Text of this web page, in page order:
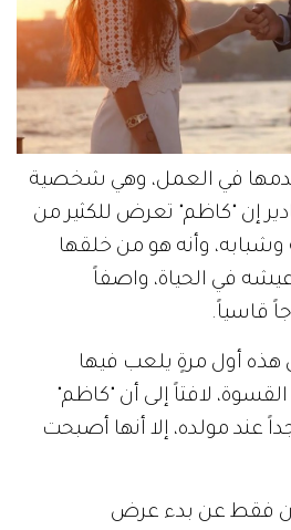
في العمل، وهي شخصية
إن "كاظم" تعرض للكثير من
وأنه هو من خلقها
في الحياة، واصفاً
قاسياً.
هذه أول مرةٍ يلعب فيها
لافتاً إلى أن "كاظم"
عند مولده، إلا أنها أصبحت
فقط عن بدء عرض